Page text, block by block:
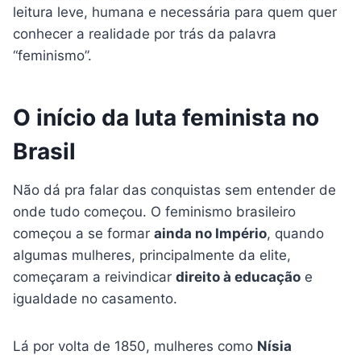
leitura leve, humana e necessária para quem quer
conhecer a realidade por trás da palavra
“feminismo”.
O início da luta feminista no
Brasil
Não dá pra falar das conquistas sem entender de
onde tudo começou. O feminismo brasileiro
começou a se formar ainda no Império, quando
algumas mulheres, principalmente da elite,
começaram a reivindicar direito à educação e
igualdade no casamento.
Lá por volta de 1850, mulheres como Nísia